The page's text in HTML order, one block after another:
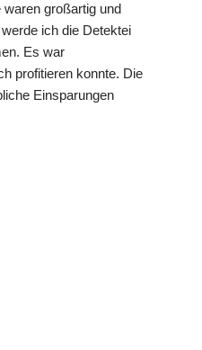
großartig und
ich die Detektei
Es war
profitieren konnte. Die
Einsparungen